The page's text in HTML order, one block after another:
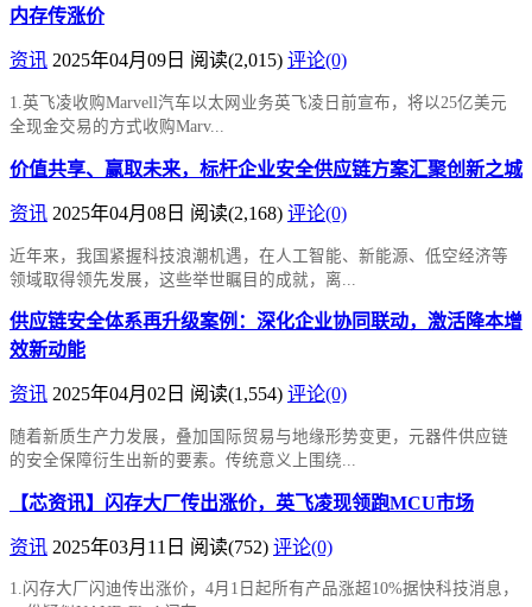
内存传涨价
资讯 2025年04月09日 阅读(2,015) 评论(0)
1.英飞凌收购Marvell汽车以太网业务英飞凌日前宣布，将以25亿美元
全现金交易的方式收购Marv...
价值共享、赢取未来，标杆企业安全供应链方案汇聚创新之城
资讯 2025年04月08日 阅读(2,168) 评论(0)
近年来，我国紧握科技浪潮机遇，在人工智能、新能源、低空经济等
领域取得领先发展，这些举世瞩目的成就，离...
供应链安全体系再升级案例：深化企业协同联动，激活降本增
效新动能
资讯 2025年04月02日 阅读(1,554) 评论(0)
随着新质生产力发展，叠加国际贸易与地缘形势变更，元器件供应链
的安全保障衍生出新的要素。传统意义上围绕...
【芯资讯】闪存大厂传出涨价，英飞凌现领跑MCU市场
资讯 2025年03月11日 阅读(752) 评论(0)
1.闪存大厂闪迪传出涨价，4月1日起所有产品涨超10%据快科技消息，